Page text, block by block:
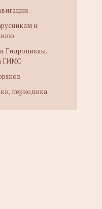
и
Гидроциклы.
ГИМС
периодика